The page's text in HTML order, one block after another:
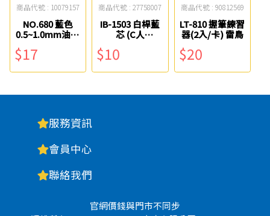
商品代號 : 10079157
NO.680 藍色
0.5~1.0mm油性
$17
商品代號 : 27758007
IB-1503 白桿藍
芯 (C人
生)0.6mm自動
中油筆 SKB
$10
商品代號 : 90812569
LT-810 握筆練習
器(2入/卡) 雷鳥
$20
服務資訊
會員中心
聯絡我們
官網價錢與門市不同步